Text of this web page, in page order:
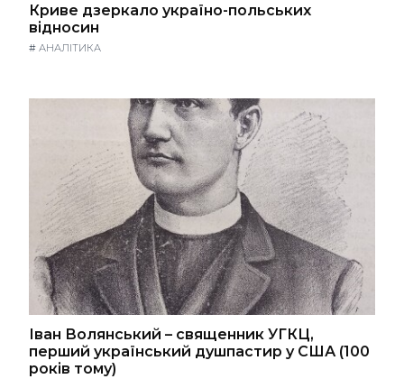
Криве дзеркало україно-польських
відносин
# АНАЛІТИКА
Іван Волянський – священник УГКЦ,
перший український душпастир у США (100
років тому)